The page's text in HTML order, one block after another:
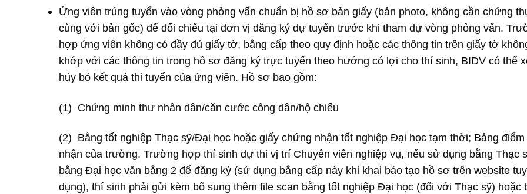
Ứng viên trúng tuyển vào vòng phỏng vấn chuẩn bị hồ sơ bản giấy (bản photo, không cần chứng
cùng với bản gốc) để đối chiếu tại đơn vị đăng ký dự tuyển trước khi tham dự vòng phỏng vấn.
hợp ứng viên không có đầy đủ giấy tờ, bằng cấp theo quy định hoặc các thông tin trên giấy tờ
khớp với các thông tin trong hồ sơ đăng ký trực tuyến theo hướng có lợi cho thí sinh, BIDV có thể
hủy bỏ kết quả thi tuyển của ứng viên. Hồ sơ bao gồm:
(1) Chứng minh thư nhân dân/căn cước công dân/hộ chiếu
(2) Bằng tốt nghiệp Thạc sỹ/Đại học hoặc giấy chứng nhận tốt nghiệp Đại học tạm thời; Bảng điểm
nhận của trường. Trường hợp thí sinh dự thi vị trí Chuyên viên nghiệp vụ, nếu sử dụng bằng Thạc
bằng Đại học văn bằng 2 để đăng ký (sử dụng bằng cấp này khi khai báo tạo hồ sơ trên website
dụng), thí sinh phải gửi kèm bổ sung thêm file scan bằng tốt nghiệp Đại học (đối với Thạc sỹ) hoặc